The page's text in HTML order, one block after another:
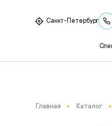
Санкт-Петербург
Главная Каталог